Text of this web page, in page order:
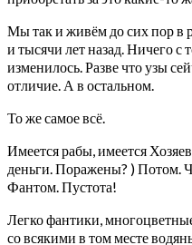
Мы так и живём до сих пор в
и тысячи лет назад. Ничего с
изменилось. Разве что узы
отличие. А в остальном.
То же самое всё.
Имеется рабы, имеется
деньги. Поражены? ) Потом.
Фантом. Пустота!
Легко фантики,
со всякими в том месте